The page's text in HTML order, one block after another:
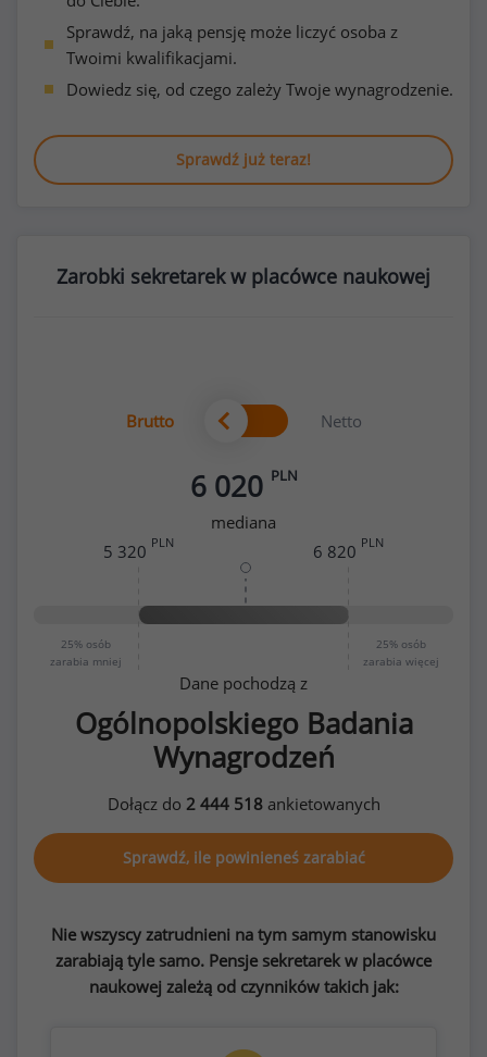
Sprawdź, na jaką pensję może liczyć osoba z
Twoimi kwalifikacjami.
Dowiedz się, od czego zależy Twoje wynagrodzenie.
Sprawdź już teraz!
Zarobki sekretarek w placówce naukowej
Brutto Netto
6 020 PLN
mediana
25% osób
zarabia mniej
25% osób
zarabia więcej
5 320 PLN 6 820 PLN
Dane pochodzą z
Ogólnopolskiego Badania
Wynagrodzeń
Dołącz do 2 444 518ankietowanych
Sprawdź, ile powinieneś zarabiać
Nie wszyscy zatrudnieni na tym samym stanowisku
zarabiają tyle samo. Pensje sekretarek w placówce
naukowej zależą od czynników takich jak: